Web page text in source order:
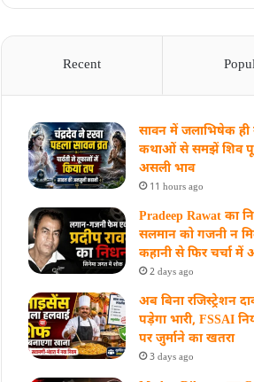
Recent
सावन में जलाभिषेक ही
कथाओं से समझें शिव
असली भाव
11 hours ago
Pradeep Rawat का
सलमान को गजनी न
कहानी से फिर चर्चा
2 days ago
अब बिना रजिस्ट्रेशन
पड़ेगा भारी, FSSAI
पर जुर्माने का खतरा
3 days ago